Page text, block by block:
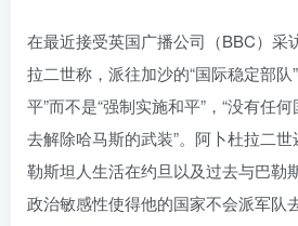
在最近接受英国广播公司（BBC）采
拉二世称，派往加沙的“国际稳定部队
平”而不是“强制实施和平”，“没有任
去解除哈马斯的武装”。阿卜杜拉二
勒斯坦人生活在约旦以及过去与巴勒
政治敏感性使得他的国家不会派军队